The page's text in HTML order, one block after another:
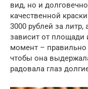
вид, но и
качественной
3000 рублей за литр,
зависит от площади
момент – правильно
чтобы она
радовала глаз